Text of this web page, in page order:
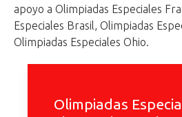
apoyo a Olimpiadas Especiales
Especiales Brasil, Olimpiadas
Olimpiadas Especiales Ohio.
Olimpiadas